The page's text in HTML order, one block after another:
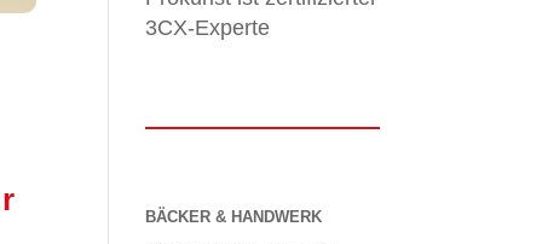
3CX-Experte
BÄCKER & HANDWERK